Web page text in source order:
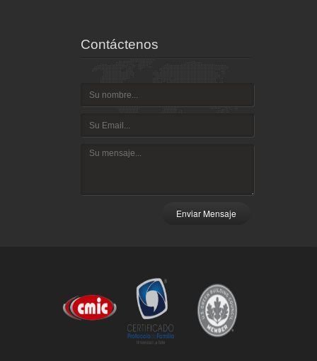
Contáctenos
Enviar Mensaje